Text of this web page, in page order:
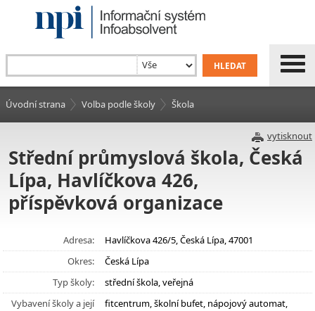
Úvodní strana Volba podle školy Škola
vytisknout
Střední průmyslová škola, Česká
Lípa, Havlíčkova 426,
příspěvková organizace
Adresa:
Havlíčkova 426/5, Česká Lípa, 47001
Okres:
Česká Lípa
Typ školy:
střední škola, veřejná
Vybavení školy a její
fitcentrum, školní bufet, nápojový automat,